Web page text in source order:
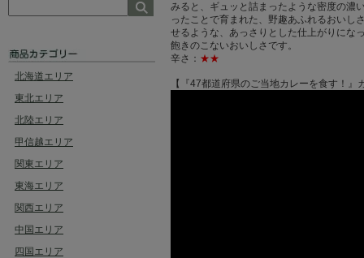
北海道エリア
東北エリア
北陸エリア
甲信越エリア
関東エリア
東海エリア
関西エリア
中国エリア
四国エリア
みると、ギュッと詰まったような密度の濃
ったことで育まれた、野趣あふれるおいし
せるような、あっさりとした仕上がりにな
飽きのこないおいしさです。
辛さ： ★★
【『47都道府県のご当地カレーを食す！』